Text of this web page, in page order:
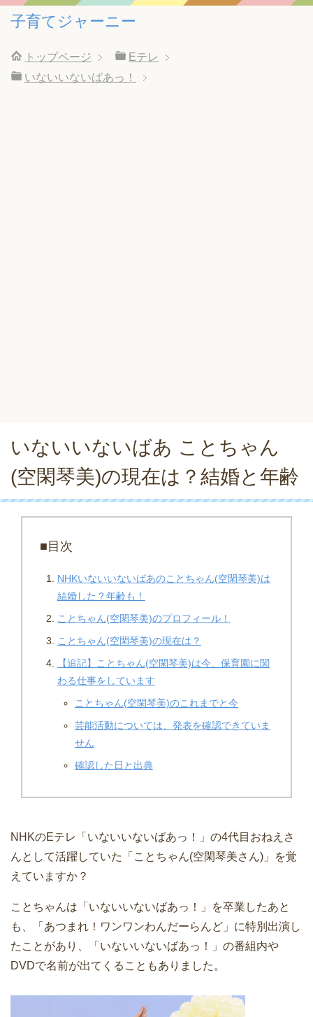
子育てジャーニー
トップページ
Eテレ
いないいないばあっ！
いないいないばあ ことちゃん
(空閑琴美)の現在は？結婚と年齢
■目次
NHKいないいないばあのことちゃん(空閑琴美)は
結婚した？年齢も！
ことちゃん(空閑琴美)のプロフィール！
ことちゃん(空閑琴美)の現在は？
【追記】ことちゃん(空閑琴美)は今、保育園に関
わる仕事をしています
ことちゃん(空閑琴美)のこれまでと今
芸能活動については、発表を確認できていま
せん
確認した日と出典
NHKのEテレ「いないいないばあっ！」の4代目おねえさ
んとして活躍していた「ことちゃん(空閑琴美さん)」を覚
えていますか？
ことちゃんは「いないいないばあっ！」を卒業したあと
も、「あつまれ！ワンワンわんだーらんど」に特別出演し
たことがあり、「いないいないばあっ！」の番組内や
DVDで名前が出てくることもありました。